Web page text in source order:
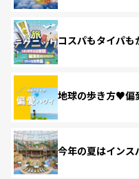
コスパもタイパ
地球の歩き方♥偏
今年の夏はインス